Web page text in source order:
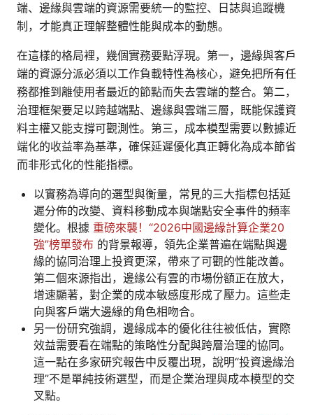
端、邊緣與雲端的資源需要統一的監控、日誌與追蹤機
制，才能真正理解整體性能與成本的動態。
在這樣的格局裡，幾個實務要點浮現。第一，邊緣與客戶
端的資源分派必須以工作負載特性為核心，避免把所有任
務都推到離使用者最近的節點而失去雲端的整合。第二，
治理框架要足以跨越端點、邊緣與雲端三層，既能保護資
料主權又能支撐可觀測性。第三，成本模型需要以數據近
端化的收益率為基準，確保延遲優化真正轉化為成本節省
而非形式化的性能指標。
以實務為導向的選型與衡量，常見的三大指標包括延
遲分佈的改變、資料移動成本與端點安全事件的頻率
變化。根據 重磅來襲！“2026中國邊緣計算企業20
強”榜單發布 的背景報導，領先企業普遍在端點與邊
緣的協同治理上投資更深，帶來了可觀的性能改善。
第二個來源指出，邊緣公有雲的市場份額正在放大，
增速顯著，對企業的成本敏感度形成了壓力。這些走
向與客戶端大邊緣的角色相吻合。
另一份研究強調，邊緣成本的優化往往被低估，實際
效益需要看在端點的策略性分配與跨層治理的協同。
這一點在多家研究報告中反覆出現，說明“投資邊緣治
理”不是單純技術選型，而是企業治理與成本模型的交
叉點。